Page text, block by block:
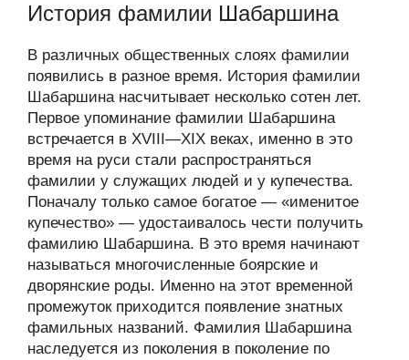
История фамилии Шабаршина
В различных общественных слоях фамилии
появились в разное время. История фамилии
Шабаршина насчитывает несколько сотен лет.
Первое упоминание фамилии Шабаршина
встречается в XVIII—XIX веках, именно в это
время на руси стали распространяться
фамилии у служащих людей и у купечества.
Поначалу только самое богатое — «именитое
купечество» — удостаивалось чести получить
фамилию Шабаршина. В это время начинают
называться многочисленные боярские и
дворянские роды. Именно на этот временной
промежуток приходится появление знатных
фамильных названий. Фамилия Шабаршина
наследуется из поколения в поколение по